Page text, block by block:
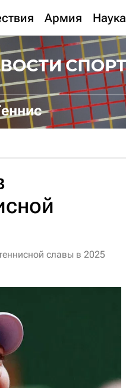
Армия Наука
славы в 2025